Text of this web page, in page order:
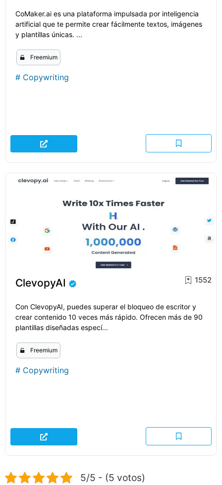
CoMaker.ai es una plataforma impulsada por inteligencia
artificial que te permite crear fácilmente textos, imágenes
y plantillas únicas. ...
Freemium
# Copywriting
ClevopyAI 1552
Con ClevopyAI, puedes superar el bloqueo de escritor y
crear contenido 10 veces más rápido. Ofrecen más de 90
plantillas diseñadas especí...
Freemium
# Copywriting
5/5 - (5 votos)